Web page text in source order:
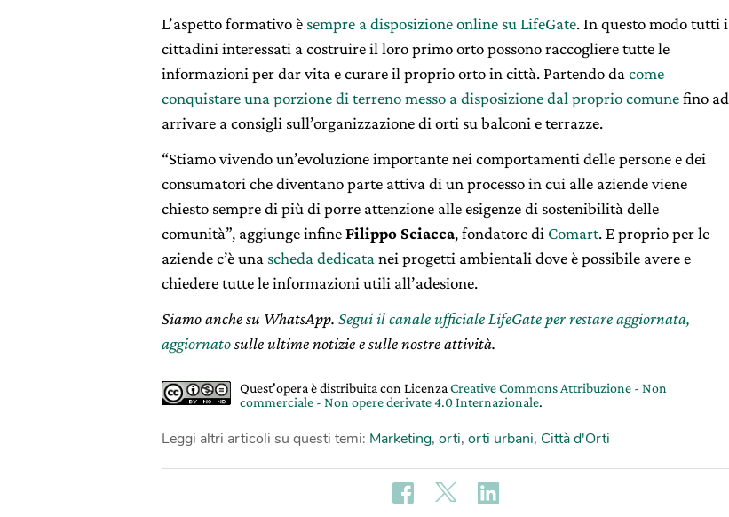
L’aspetto formativo è sempre a disposizione online su LifeGate. In questo modo tutti i
cittadini interessati a costruire il loro primo orto possono raccogliere tutte le
informazioni per dar vita e curare il proprio orto in città. Partendo da come
conquistare una porzione di terreno messo a disposizione dal proprio comunefino ad
arrivare a consigli sull’organizzazione di orti su balconi e terrazze.
“Stiamo vivendo un’evoluzione importante nei comportamenti delle persone e dei
consumatori che diventano parte attiva di un processo in cui alle aziende viene
chiesto sempre di più di porre attenzione alle esigenze di sostenibilità delle
comunità”, aggiunge infineFilippo Sciacca, fondatore di Comart. E proprio per le
aziende c’è una scheda dedicata nei progetti ambientali dove è possibile avere e
chiedere tutte le informazioni utili all’adesione.
Siamo anche su WhatsApp. Segui il canale ufficiale LifeGate per restare aggiornata,
aggiornatosulle ultime notizie e sulle nostre attività.
Quest'opera è distribuita con Licenza Creative Commons Attribuzione - Non
commerciale - Non opere derivate 4.0 Internazionale.
Leggi altri articoli su questi temi: Marketing, orti, orti urbani, Città d'Orti